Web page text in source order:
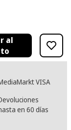
al
VISA
en 60 días